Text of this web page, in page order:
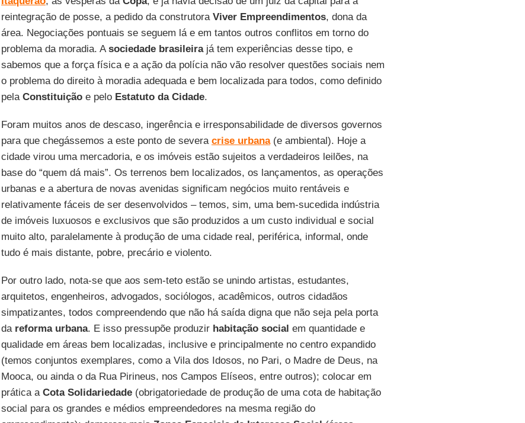
reintegração de posse, a pedido da construtora Viver Empreendimentos, dona da
área. Negociações pontuais se seguem lá e em tantos outros conflitos em torno do
problema da moradia. Asociedade brasileirajá tem experiências desse tipo, e
sabemos que a força física e a ação da polícia não vão resolver questões sociais nem
o problema do direito à moradia adequada e bem localizada para todos, como definido
pela Constituiçãoe pelo Estatuto da Cidade.
Foram muitos anos de descaso, ingerência e irresponsabilidade de diversos governos
para que chegássemos a este ponto de severa crise urbana(e ambiental). Hoje a
cidade virou uma mercadoria, e os imóveis estão sujeitos a verdadeiros leilões, na
base do “quem dá mais”. Os terrenos bem localizados, os lançamentos, as operações
urbanas e a abertura de novas avenidas significam negócios muito rentáveis e
relativamente fáceis de ser desenvolvidos – temos, sim, uma bem-sucedida indústria
de imóveis luxuosos e exclusivos que são produzidos a um custo individual e social
muito alto, paralelamente à produção de uma cidade real, periférica, informal, onde
tudo é mais distante, pobre, precário e violento.
Por outro lado, nota-se que aos sem-teto estão se unindo artistas, estudantes,
arquitetos, engenheiros, advogados, sociólogos, acadêmicos, outros cidadãos
simpatizantes, todos compreendendo que não há saída digna que não seja pela porta
da reforma urbana. E isso pressupõe produzir habitação social em quantidade e
qualidade em áreas bem localizadas, inclusive e principalmente no centro expandido
(temos conjuntos exemplares, como a Vila dos Idosos, no Pari, o Madre de Deus, na
Mooca, ou ainda o da Rua Pirineus, nos Campos Elíseos, entre outros); colocar em
prática a Cota Solidariedade(obrigatoriedade de produção de uma cota de habitação
social para os grandes e médios empreendedores na mesma região do